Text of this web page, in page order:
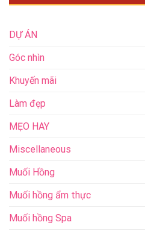
DỰ ÁN
Góc nhìn
Khuyến mãi
Làm đẹp
MẸO HAY
Miscellaneous
Muối Hồng
Muối hồng ẩm thực
Muối hồng Spa